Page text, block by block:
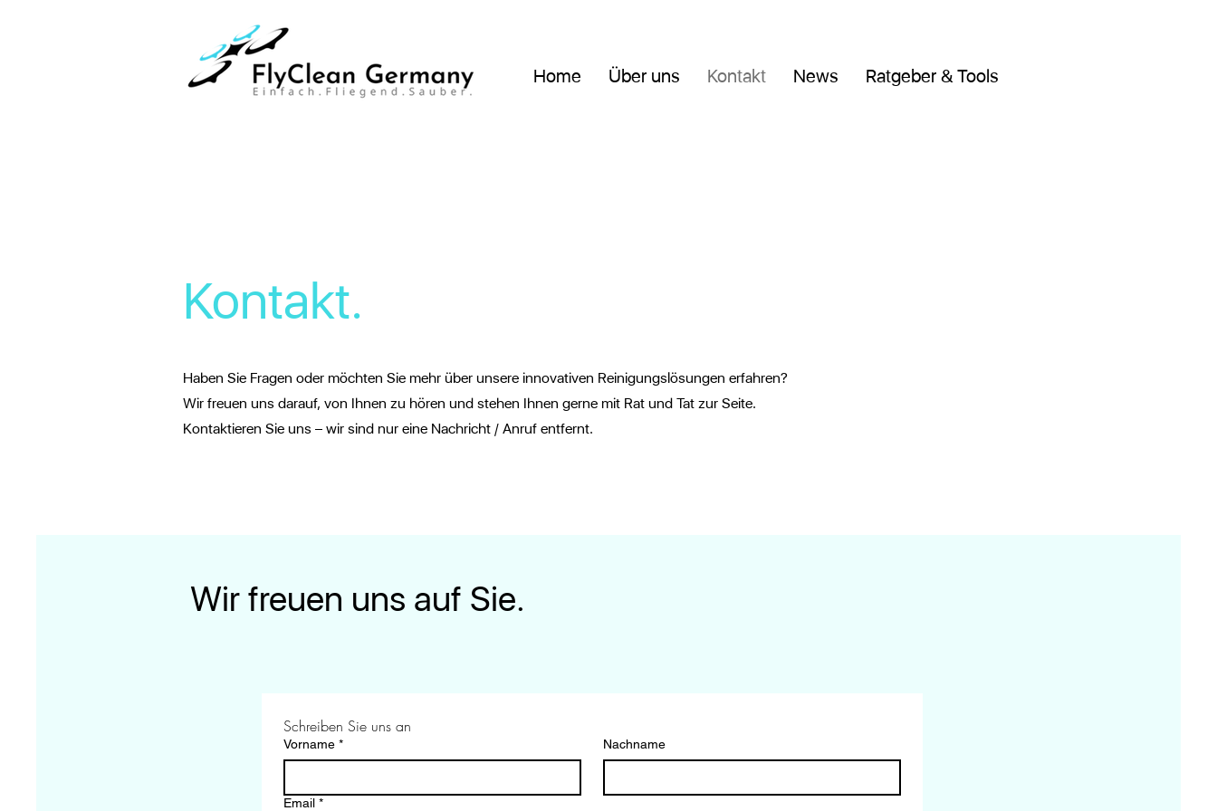
Home Über uns Kontakt News Ratgeber & Tools
Kontakt.
Haben Sie Fragen oder möchten Sie mehr über unsere innovativen Reinigungslösungen erfahren?
Wir freuen uns darauf, von Ihnen zu hören und stehen Ihnen gerne mit Rat und Tat zur Seite.
Kontaktieren Sie uns – wir sind nur eine Nachricht / Anruf entfernt.
Wir freuen uns auf Sie.
Schreiben Sie uns an
Vorname * Nachname
Email *